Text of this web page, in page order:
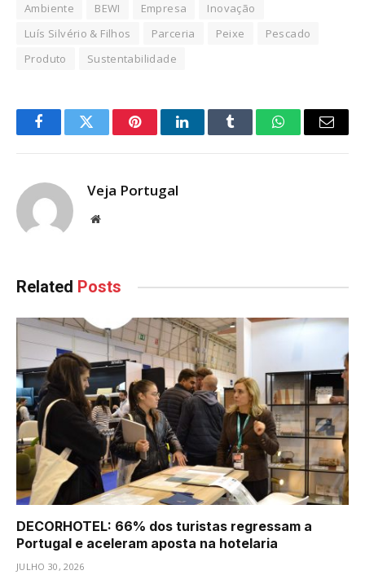
Ambiente BEWI Empresa
Inovação
Luís Silvério & Filhos
Parceria Peixe
Pescado
Produto
Sustentabilidade
FacebookTwitter PinterestLinkedInTumblr WhatsAppEmail
Veja Portugal
Website
Related Posts
DECORHOTEL: 66% dos turistas regressam a
Portugal e aceleram aposta na hotelaria
JULHO 30, 2026